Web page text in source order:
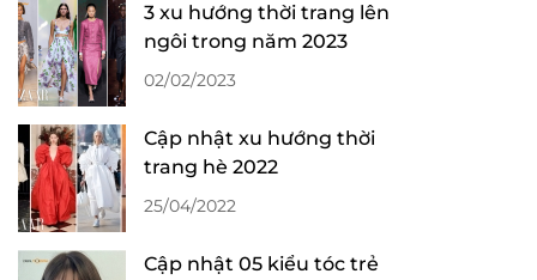
3 xu hướng thời trang lên
ngôi trong năm 2023
02/02/2023
Cập nhật xu hướng thời
trang hè 2022
25/04/2022
Cập nhật 05 kiểu tóc trẻ